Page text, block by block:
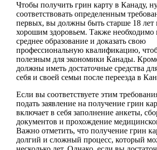
Чтобы получить грин карту в Канаду,
соответствовать определенным
первых, вы должны быть старше 18 лет
хорошим здоровьем. Также необходимо
среднее образование и доказать свою
профессиональную квалификацию,
полезным для экономики Канады.
должны иметь достаточные средства
себя и своей семьи после переезда в
Если вы соответствуете этим
подать заявление на получение грин
включает в себя заполнение анкеты,
документов и прохождение
Важно отметить, что получение грин
долгий и сложный процесс, который